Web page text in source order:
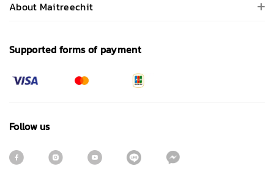
About Maitreechit
Supported forms of payment
Follow us